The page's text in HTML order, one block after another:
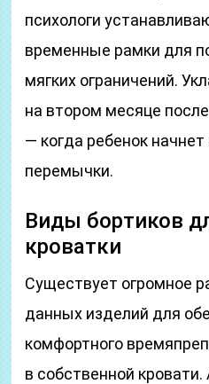
психологи
временные рамки для
мягких ограничений.
на втором месяце
— когда ребенок
перемычки.
Виды бортиков
кроватки
Существует огромное
данных изделий для
комфортного
в собственной